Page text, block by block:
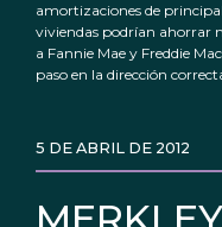
amortizaciones de
viviendas podrían ahorrar
a Fannie Mae y Freddie
paso en la dirección
5 DE ABRIL DE 2012